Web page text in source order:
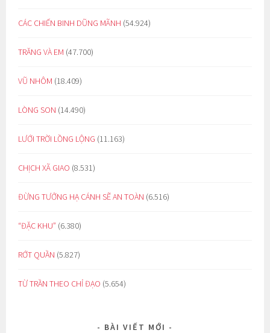
CÁC CHIẾN BINH DŨNG MÃNH (54.924)
TRĂNG VÀ EM (47.700)
VŨ NHÔM (18.409)
LÒNG SON (14.490)
LƯỚI TRỜI LỒNG LỘNG (11.163)
CHỊCH XÃ GIAO (8.531)
ĐỪNG TƯỞNG HẠ CÁNH SẼ AN TOÀN (6.516)
“ĐẶC KHU” (6.380)
RỚT QUẦN (5.827)
TỪ TRẦN THEO CHỈ ĐẠO (5.654)
BÀI VIẾT MỚI